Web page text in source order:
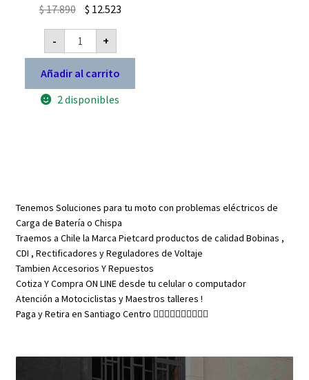
$17.890 El
original
era:
$ 17.890.
$ 12.523El
es:
-
CDI
para
motos
125
150
200
conector
+
Añadir al carrito
2 disponibles
Tenemos Soluciones para tu moto con problemas eléctricos de
Carga de Batería o Chispa
Traemos a Chile la Marca Pietcard productos de calidad Bobinas ,
CDI , Rectificadores y Reguladores de Voltaje
Tambien Accesorios Y Repuestos
Cotiza Y Compra ON LINE desde tu celular o computador
Atención a Motociclistas y Maestros talleres !
Paga y Retira en Santiago Centro 👇🏼👇🏼👇🏼👇🏼👇🏼